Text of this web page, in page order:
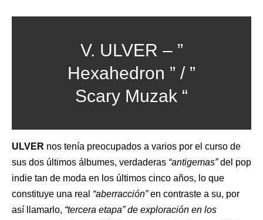
V. ULVER – ”
Hexahedron ” / ”
Scary Muzak “
ULVER nos tenía preocupados a varios por el curso de
sus dos últimos álbumes, verdaderas “antigemas”del pop
indie tan de moda en los últimos cinco años, lo que
constituye una real “aberracción”en contraste a su, por
así llamarlo, “tercera etapa” de exploración en los